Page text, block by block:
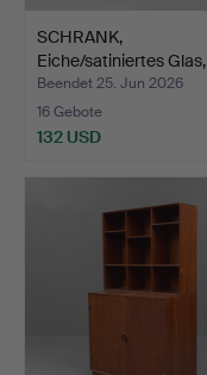
SCHRANK,
Eiche/satiniertes Glas,
"Azarro",…
Beendet 25. Jun 2026
16 Gebote
132 USD